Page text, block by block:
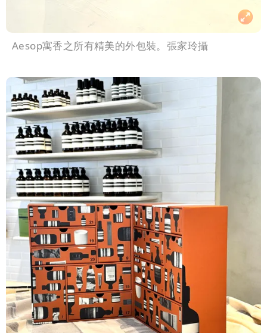
Aesop寓香之所有精美的外包裝。張家玲攝